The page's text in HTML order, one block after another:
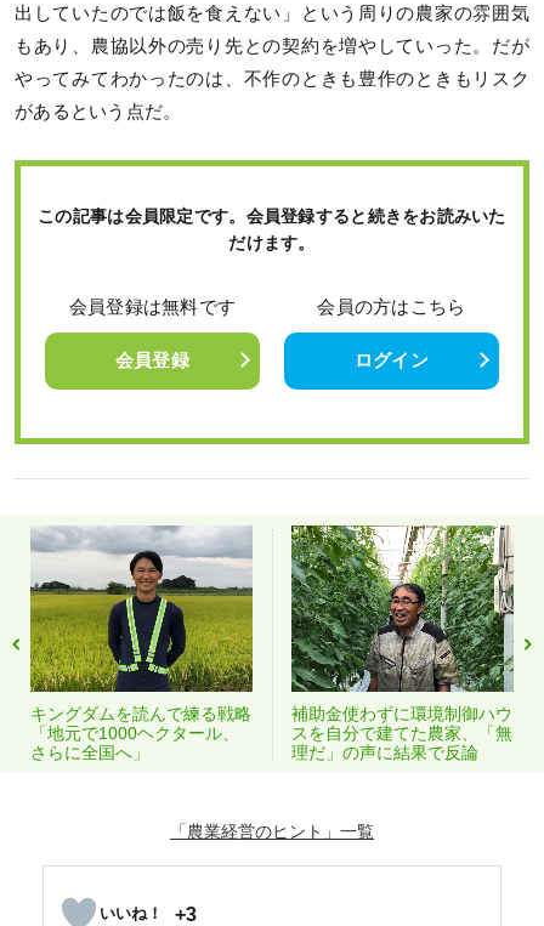
出していたのでは飯を食えない」という周りの農家の雰囲気
もあり、農協以外の売り先との契約を増やしていった。だが
やってみてわかったのは、不作のときも豊作のときもリスク
があるという点だ。
この記事は会員限定です。会員登録すると続きをお読みいた
だけます。
会員登録は無料です
会員登録
会員の方はこちら
ログイン
キングダムを読んで練る戦略
「地元で1000ヘクタール、
さらに全国へ」
補助金使わずに環境制御ハウ
スを自分で建てた農家、「無
理だ」の声に結果で反論
「農業経営のヒント」
+3